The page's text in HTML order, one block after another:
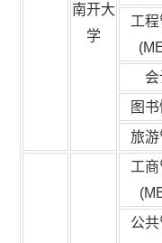
南开大
学
工
图
旅游
工
公